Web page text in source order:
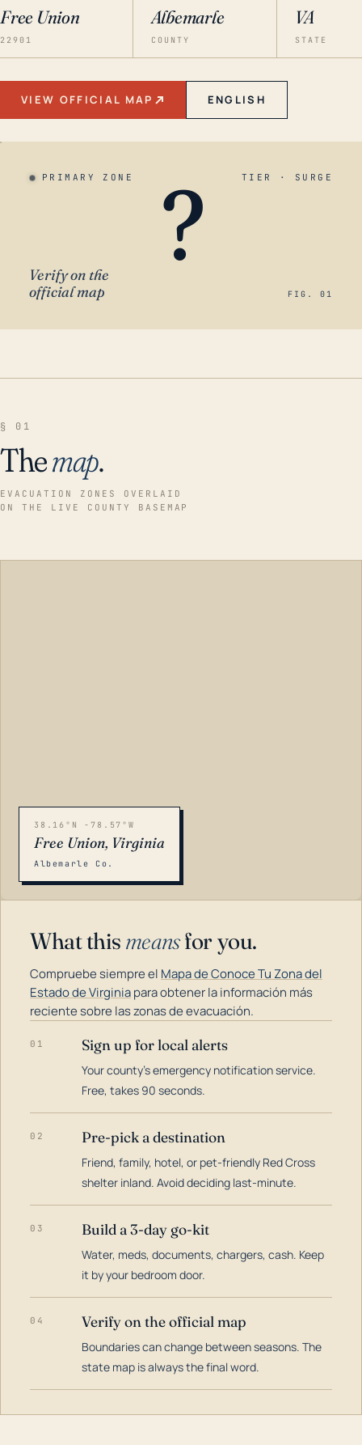
Free Union
22901
Albemarle
COUNTY
VA
STATE
VIEW OFFICIAL MAP ENGLISH
PRIMARY ZONE TIER · SURGE
?
Verify on the
official map
FIG. 01
§ 01
Themap.
EVACUATION ZONES OVERLAID
ON THE LIVE COUNTY BASEMAP
38.16°N -78.57°W
Free Union, Virginia
Albemarle Co.
What this meansfor you.
Compruebe siempre el Mapa de Conoce Tu Zona del
Estado de Virginiapara obtener la información más
reciente sobre las zonas de evacuación.
01 Sign up for local alerts
Your county's emergency notification service.
Free, takes 90 seconds.
02 Pre-pick a destination
Friend, family, hotel, or pet-friendly Red Cross
shelter inland. Avoid deciding last-minute.
03 Build a 3-day go-kit
Water, meds, documents, chargers, cash. Keep
it by your bedroom door.
04 Verify on the official map
Boundaries can change between seasons. The
state map is always the final word.